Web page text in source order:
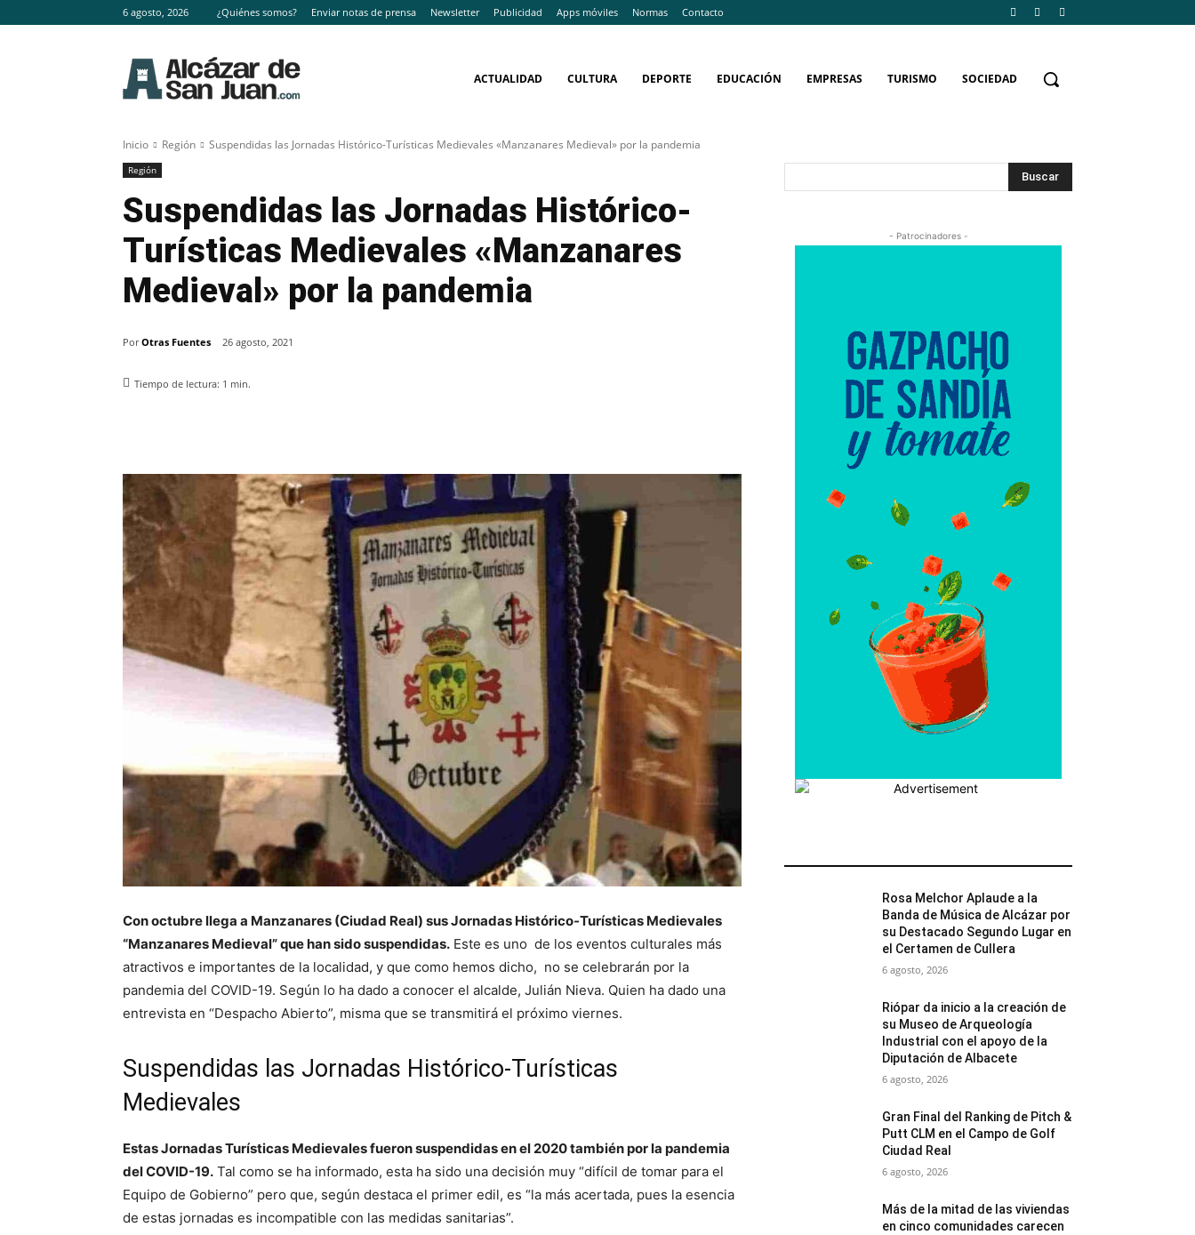
6 agosto, 2026 ¿Quiénes somos? Enviar notas de prensa Newsletter Publicidad Apps móviles Normas Contacto
ACTUALIDAD CULTURA DEPORTE EDUCACIÓN EMPRESAS TURISMO SOCIEDAD
Inicio Región Suspendidas las Jornadas Histórico-Turísticas Medievales «Manzanares Medieval» por la pandemia
Región
Suspendidas las Jornadas Histórico-
Turísticas Medievales «Manzanares
Medieval» por la pandemia
Por Otras Fuentes 26 agosto, 2021
Tiempo de lectura: 1 min.
Con octubre llega a Manzanares (Ciudad Real) sus Jornadas Histórico-Turísticas Medievales
“Manzanares Medieval” que han sido suspendidas. Este es uno de los eventos culturales más
atractivos e importantes de la localidad, y que como hemos dicho, no se celebrarán por la
pandemia del COVID-19. Según lo ha dado a conocer el alcalde, Julián Nieva. Quien ha dado una
entrevista en “Despacho Abierto”, misma que se transmitirá el próximo viernes.
Suspendidas las Jornadas Histórico-Turísticas
Medievales
Estas Jornadas Turísticas Medievales fueron suspendidas en el 2020 también por la pandemia
del COVID-19. Tal como se ha informado, esta ha sido una decisión muy “difícil de tomar para el
Equipo de Gobierno” pero que, según destaca el primer edil, es “la más acertada, pues la esencia
de estas jornadas es incompatible con las medidas sanitarias”.
Buscar
- Patrocinadores -
Rosa Melchor Aplaude a la
Banda de Música de Alcázar por
su Destacado Segundo Lugar en
el Certamen de Cullera
6 agosto, 2026
Riópar da inicio a la creación de
su Museo de Arqueología
Industrial con el apoyo de la
Diputación de Albacete
6 agosto, 2026
Gran Final del Ranking de Pitch &
Putt CLM en el Campo de Golf
Ciudad Real
6 agosto, 2026
Más de la mitad de las viviendas
en cinco comunidades carecen